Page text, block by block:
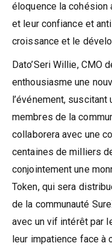
éloquence la cohésion
et leur confiance et
croissance et le
Dato’Seri Willie, CMO
enthousiasme une
l’événement,
membres de la
collaborera avec une
centaines de milliers
conjointement une
Token, qui sera
de la communauté
avec un vif intérêt par
leur impatience face à